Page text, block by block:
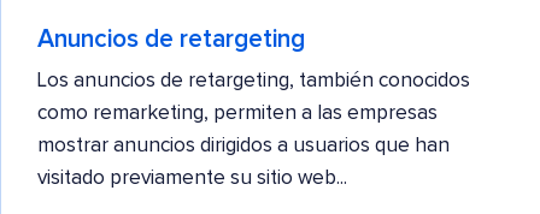
Anuncios de retargeting
Los anuncios de retargeting, también conocidos
como remarketing, permiten a las empresas
mostrar anuncios dirigidos a usuarios que han
visitado previamente su sitio web...